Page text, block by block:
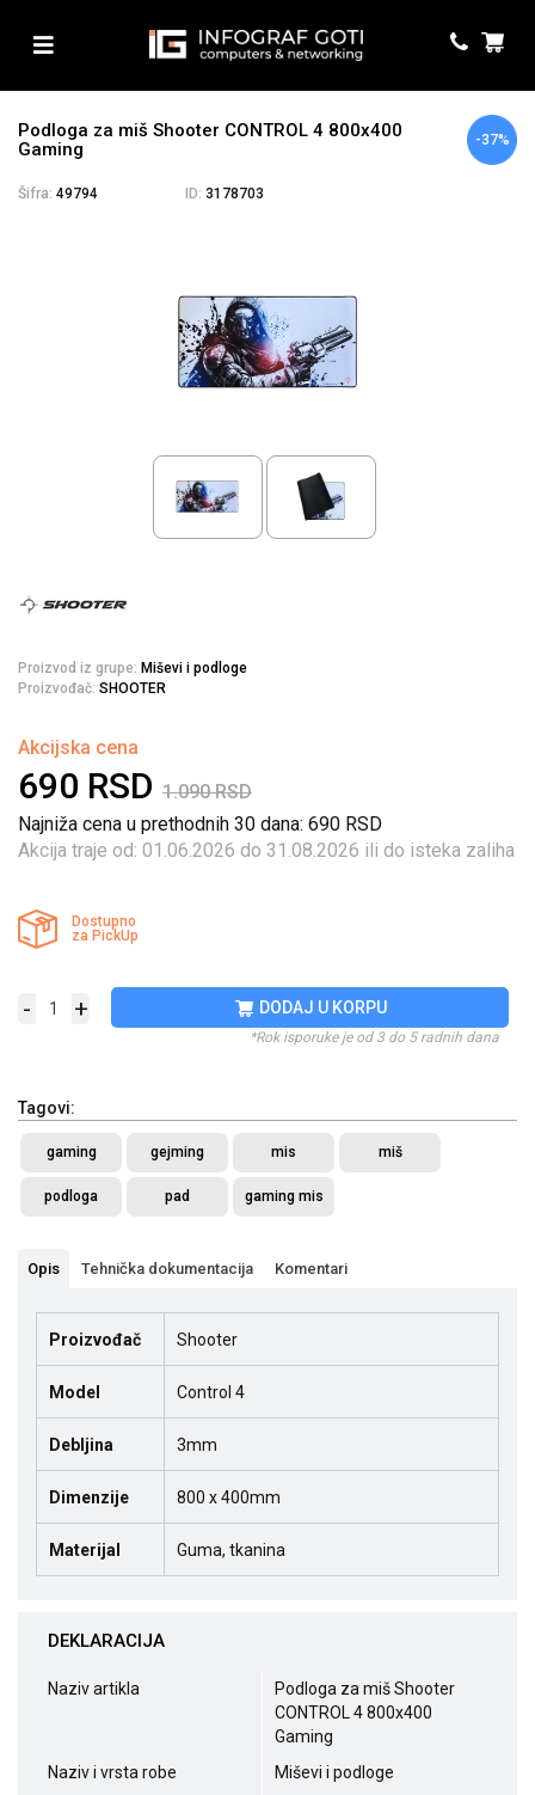
Podloga za miš Shooter CONTROL 4 800x400
Gaming
-37%
Šifra: 49794 ID: 3178703
Proizvod iz grupe: Miševi i podloge
Proizvođač: SHOOTER
Akcijska cena
690 RSD 1.090RSD
Najniža cena u prethodnih 30 dana: 690 RSD
Akcija traje od: 01.06.2026 do 31.08.2026 ili do isteka zaliha
Dostupno
za PickUp
- + DODAJ U KORPU
*Rok isporuke je od 3 do 5 radnih dana
Tagovi:
gaming gejming mis miš
podloga pad gaming mis
Opis Tehnička dokumentacija Komentari
Proizvođač Shooter
Model Control 4
Debljina 3mm
Dimenzije 800 x 400mm
Materijal Guma, tkanina
DEKLARACIJA
Naziv artikla
Podloga za miš Shooter
CONTROL 4 800x400
Gaming
Naziv i vrsta robe
Miševi i podloge